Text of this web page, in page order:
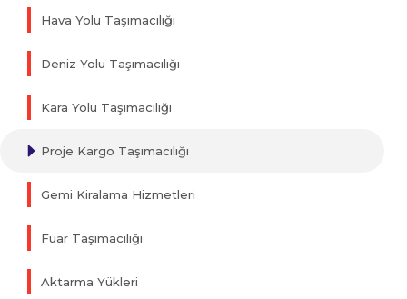
Hava Yolu Taşımacılığı
Deniz Yolu Taşımacılığı
Kara Yolu Taşımacılığı
Proje Kargo Taşımacılığı
Gemi Kiralama Hizmetleri
Fuar Taşımacılığı
Aktarma Yükleri